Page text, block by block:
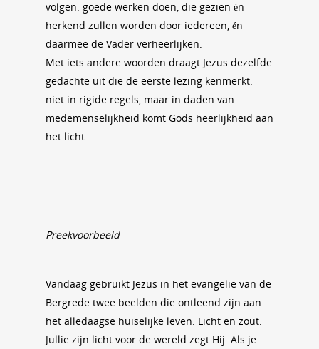
volgen: goede werken doen, die gezien én
herkend zullen worden door iedereen, én
daarmee de Vader verheerlijken.
Met iets andere woorden draagt Jezus dezelfde
gedachte uit die de eerste lezing kenmerkt:
niet in rigide regels, maar in daden van
medemenselijkheid komt Gods heerlijkheid aan
het licht.
Preekvoorbeeld
Vandaag gebruikt Jezus in het evangelie van de
Bergrede twee beelden die ontleend zijn aan
het alledaagse huiselijke leven. Licht en zout.
Jullie zijn licht voor de wereld zegt Hij. Als je